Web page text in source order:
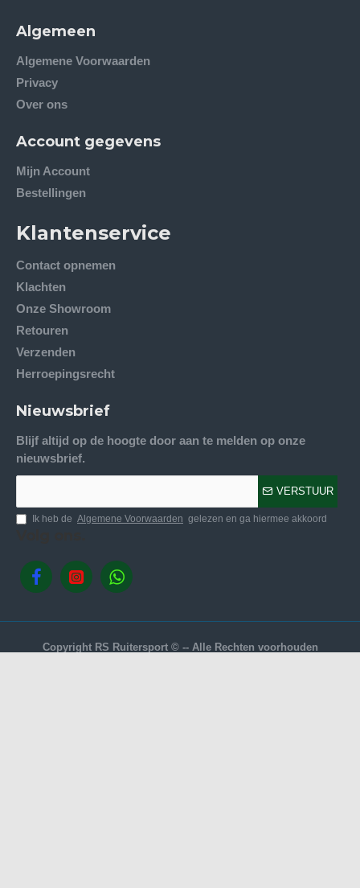
Algemeen
Algemene Voorwaarden
Privacy
Over ons
Account gegevens
Mijn Account
Bestellingen
Klantenservice
Contact opnemen
Klachten
Onze Showroom
Retouren
Verzenden
Herroepingsrecht
Nieuwsbrief
Blijf altijd op de hoogte door aan te melden op onze
nieuwsbrief.
VERSTUUR
Ik heb de Algemene Voorwaarden gelezen en ga hiermee akkoord
Copyright RS Ruitersport © -- Alle Rechten voorhouden